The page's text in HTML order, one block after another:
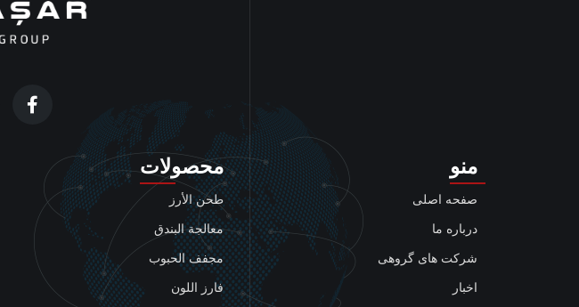
منو
صفحه اصلی
درباره ما
شرکت های گروهی
اخبار
محصولات
طحن الأرز
معالجة البندق
مجفف الحبوب
فارز اللون